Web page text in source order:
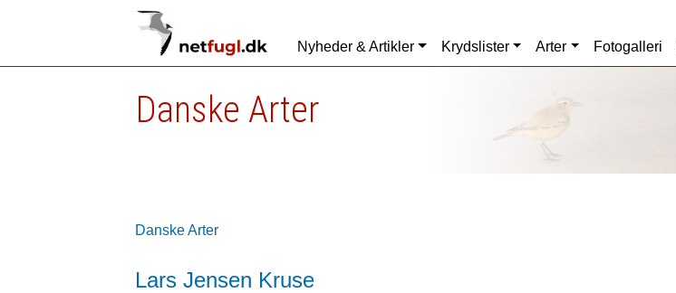
Nyheder & Artikler Krydslister Arter Fotogalleri
Danske Arter
Danske Arter
Lars Jensen Kruse